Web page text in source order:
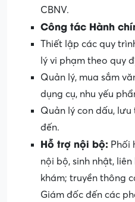
CBNV.
Công tác Hành
Thiết lập các quy
lý vi phạm theo quy
Quản lý, mua sắm
dụng cụ, nhu yếu
Quản lý con dấu,
đến.
Hỗ trợ nội bộ: Phối
nội bộ, sinh nhật,
khám; truyền thông
Giám đốc đến các